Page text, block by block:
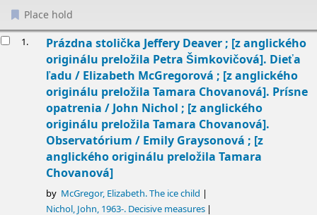
Place hold
1. Prázdna stolička Jeffery Deaver ; [z anglického
originálu preložila Petra Šimkovičová]. Dieťa
ľadu / Elizabeth McGregorová ; [z anglického
originálu preložila Tamara Chovanová]. Prísne
opatrenia / John Nichol ; [z anglického
originálu preložila Tamara Chovanová].
Observatórium / Emily Graysonová ; [z
anglického originálu preložila Tamara
Chovanová]
by McGregor, Elizabeth. The ice child
Nichol, John, 1963-. Decisive measures